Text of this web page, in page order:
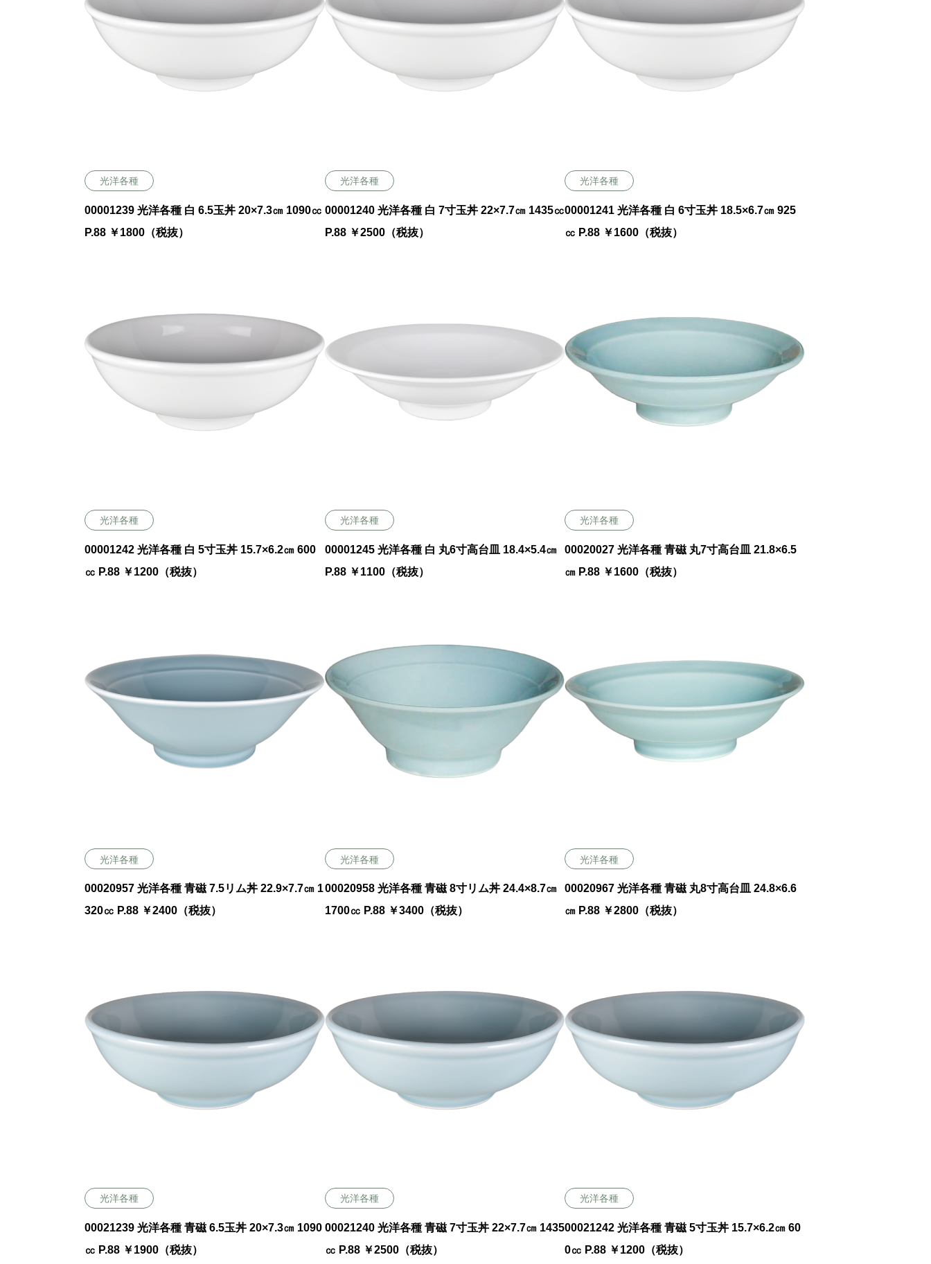
光洋各種
00001239 光洋各種 白 6.5玉丼 20×7.3㎝ 1090㏄
P.88 ￥1800（税抜）
光洋各種
00001240 光洋各種 白 7寸玉丼 22×7.7㎝ 1435㏄
P.88 ￥2500（税抜）
光洋各種
00001241 光洋各種 白 6寸玉丼 18.5×6.7㎝ 925
㏄ P.88 ￥1600（税抜）
光洋各種
00001242 光洋各種 白 5寸玉丼 15.7×6.2㎝ 600
㏄ P.88 ￥1200（税抜）
光洋各種
00001245 光洋各種 白 丸6寸高台皿 18.4×5.4㎝
P.88 ￥1100（税抜）
光洋各種
00020027 光洋各種 青磁 丸7寸高台皿 21.8×6.5
㎝ P.88 ￥1600（税抜）
光洋各種
00020957 光洋各種 青磁 7.5リム丼 22.9×7.7㎝ 1
320㏄ P.88 ￥2400（税抜）
光洋各種
00020958 光洋各種 青磁 8寸リム丼 24.4×8.7㎝
1700㏄ P.88 ￥3400（税抜）
光洋各種
00020967 光洋各種 青磁 丸8寸高台皿 24.8×6.6
㎝ P.88 ￥2800（税抜）
光洋各種
00021239 光洋各種 青磁 6.5玉丼 20×7.3㎝ 1090
㏄ P.88 ￥1900（税抜）
光洋各種
00021240 光洋各種 青磁 7寸玉丼 22×7.7㎝ 1435
㏄ P.88 ￥2500（税抜）
光洋各種
00021242 光洋各種 青磁 5寸玉丼 15.7×6.2㎝ 60
0㏄ P.88 ￥1200（税抜）